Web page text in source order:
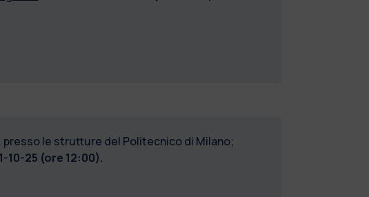
le strutture del Politecnico di Milano;
10-25 (ore 12:00).